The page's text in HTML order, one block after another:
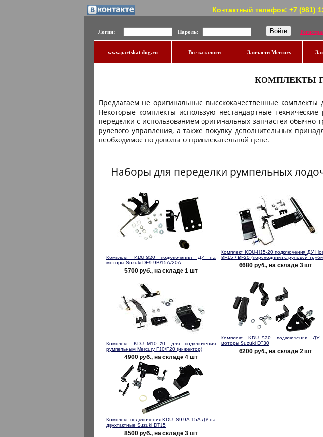
Контактный телефон: +7 (981)
Логин: Пароль:
www.partskatalog.ru Все каталоги Запчасти Mercury
КОМПЛЕКТЫ
Предлагаем не оригинальные высококачественные
Некоторые комплекты использую нестандартные
переделки с использованием оригинальных запчастей обычно
рулевого управления, а также покупку дополнительных
необходимое по довольно привлекательной цене.
Наборы для переделки румпельных
Комплект KDU-S20 подключения ДУ на
моторы Suzuki DF9.9B/15A/20A
5700 руб., на складе 1 шт
Комплект KDU-H15-20 подключения ДУ
BF15 / BF20 (переходники с рулевой
6680 руб., на складе 3 шт
Комплект KDU_M10_20 для подключения
румпельным Mercury F10/F20 (инжектор)
4900 руб., на складе 4 шт
Комплект KDU_S30 подключения ДУ
моторы Suzuki DT30
6200 руб., на складе 2 шт
Комплект подключения KDU_S9.9A-15A ДУ на
двухтактные Suzuki DT15
8500 руб., на складе 3 шт